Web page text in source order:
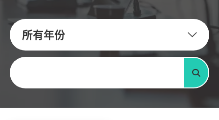
所有年份
关键字
搜寻